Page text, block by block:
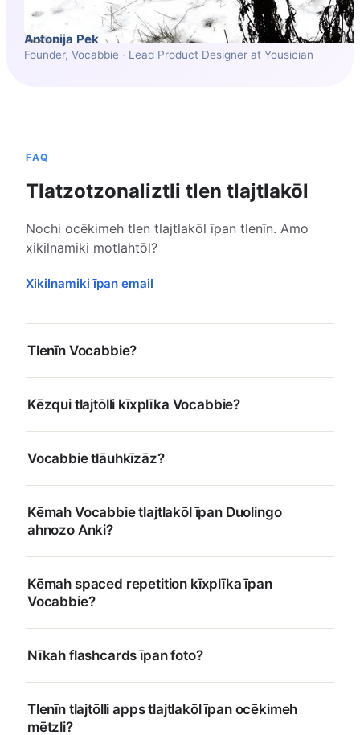
Antonija Pek
Founder, Vocabbie · Lead Product Designer at Yousician
FAQ
Tlatzotzonaliztli tlen tlajtlakōl
Nochi ocēkimeh tlen tlajtlakōl īpan tlenīn. Amo
xikilnamiki motlahtōl?
Xikilnamiki īpan email
Tlenīn Vocabbie?
Kēzqui tlajtōlli kīxplīka Vocabbie?
Vocabbie tlāuhkīzāz?
Kēmah Vocabbie tlajtlakōl īpan Duolingo
ahnozo Anki?
Kēmah spaced repetition kīxplīka īpan
Vocabbie?
Nīkah flashcards īpan foto?
Tlenīn tlajtōlli apps tlajtlakōl īpan ocēkimeh
mētzli?